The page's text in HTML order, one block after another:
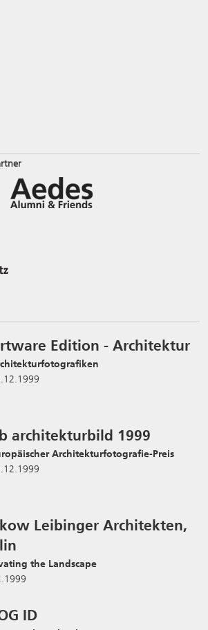
Edition - Architektur
architekturbild 1999
Architekturfotografie-Preis
Leibinger Architekten,
the Landscape
ID